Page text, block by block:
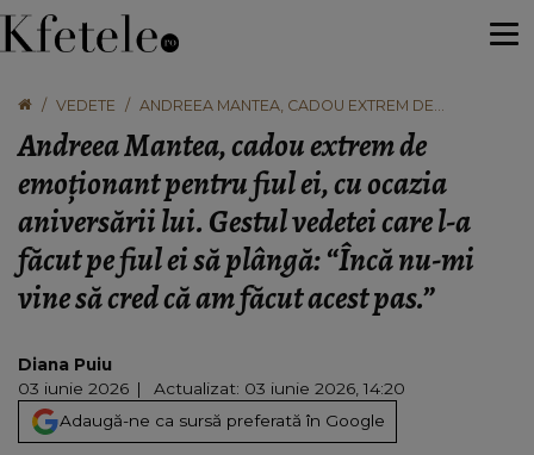
VEDETE
ANDREEA MANTEA, CADOU EXTREM DE
ANIVERSĂRII LUI. GESTUL VEDETEI CARE L-A
FĂCUT PE FIUL EI SĂ PLÂNGĂ: “ÎNCĂ NU-MI VINE SĂ
CRED CĂ AM FĂCUT ACEST PAS.”
Andreea Mantea, cadou extrem de
emoționant pentru fiul ei, cu ocazia
aniversării lui. Gestul vedetei care l-a
făcut pe fiul ei să plângă: “Încă nu-mi
vine să cred că am făcut acest pas.”
Diana Puiu
03 iunie 2026
Actualizat: 03 iunie 2026, 14:20
Adaugă-ne ca sursă preferată în Google